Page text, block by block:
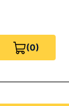
(0)
View Cart 0